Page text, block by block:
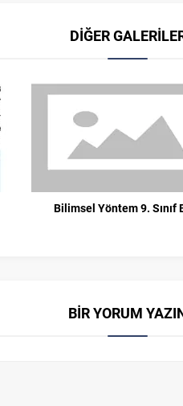
DİĞER
Bilimsel Yöntem 9. Sınıf
BİR YORUM